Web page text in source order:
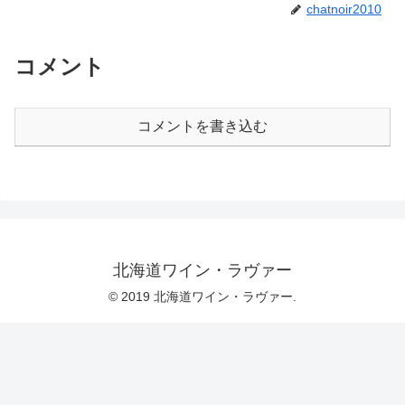
chatnoir2010
コメント
コメントを書き込む
北海道ワイン・ラヴァー
© 2019 北海道ワイン・ラヴァー.